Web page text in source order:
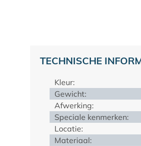
TECHNISCHE
Kleur:
Gewicht:
Afwerking:
Speciale kenmerken:
Locatie:
Materiaal: